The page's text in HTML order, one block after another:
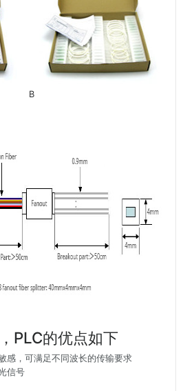
B
PLC的优点如下
感，可满足不同波长的传输要求
信号